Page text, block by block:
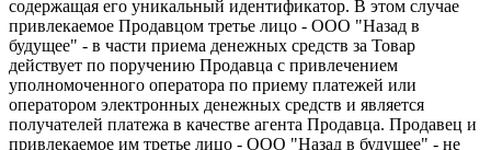
содержащая его уникальный идентификатор. В этом случае
привлекаемое Продавцом третье лицо - ООО "Назад в
будущее" - в части приема денежных средств за Товар
действует по поручению Продавца с привлечением
уполномоченного оператора по приему платежей или
оператором электронных денежных средств и является
получателей платежа в качестве агента Продавца. Продавец и
привлекаемое им третье лицо - ООО "Назад в будущее" - не